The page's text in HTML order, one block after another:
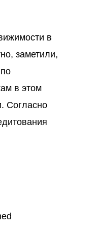
в
заметили,
в этом
Согласно